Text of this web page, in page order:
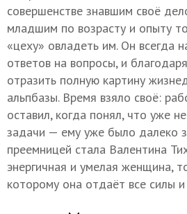
совершенстве знавшим своё
младшим по возрасту и опыту
«цеху» овладеть им. Он всегда
ответов на вопросы, и
отразить полную картину
альпбазы. Время взяло своё:
оставил, когда понял, что уже
задачи — ему уже было далеко
преемницей стала Валентина
энергичная и умелая женщина,
которому она отдаёт все силы и